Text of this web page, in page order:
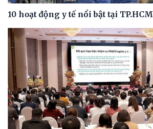
10 hoạt động y tế nổi bật tại TP.HCM